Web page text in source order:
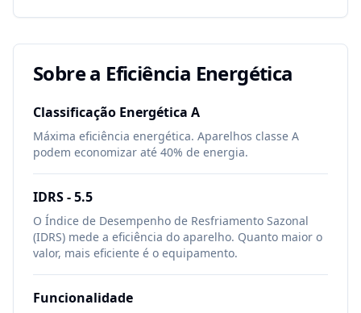
Sobre a Eficiência Energética
Classificação Energética A
Máxima eficiência energética. Aparelhos classe A
podem economizar até 40% de energia.
IDRS -5.5
O Índice de Desempenho de Resfriamento Sazonal
(IDRS) mede a eficiência do aparelho. Quanto maior o
valor, mais eficiente é o equipamento.
Funcionalidade